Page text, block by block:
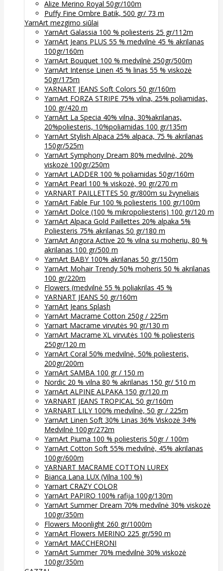
Alize Merino Royal 50gr/100m
Puffy Fine Ombre Batik, 500 gr/ 73 m
YarnArt mezgimo siūlai
YarnArt Galassia 100 % poliesteris 25 gr/112m
YarnArt Jeans PLUS 55 % medvilnė 45 % akrilanas
100gr/160m
YarnArt Bouquet 100 % medvilnė 250gr/500m
YarnArt Intense Linen 45 % linas 55 % viskozė
50gr/175m
YARNART JEANS Soft Colors 50 gr/160m
YarnArt FORZA STRIPE 75% vilna, 25% poliamidas,
100 gr/420 m
YarnArt La Specia 40% vilna, 30%akrilanas,
20%poliesteris, 10%poliamidas 100 gr/135m
YarnArt Stylish Alpaca 25% alpaca, 75 % akrilanas
150gr/525m
YarnArt Symphony Dream 80% medvilnė, 20%
viskozė 100gr/250m
YarnArt LADDER 100 % poliamidas 50gr/160m
YarnArt Pearl 100 % viskozė, 90 gr/270 m
YARNART PAILLETTES 50 gr/800m su žvyneliais
YarnArt Fable Fur 100 % poliesteris 100 gr/100m
YarnArt Dolce (100 % mikropoliesteris) 100 gr/120 m
YarnArt Alpaca Gold Paillettes 20% alpaka 5%
Poliesteris 75% akrilanas 50 gr/180 m
YarnArt Angora Active 20 % vilna su moheriu, 80 %
akrilanas 100 gr/500 m
YarnArt BABY 100% akrilanas 50 gr/150m
YarnArt Mohair Trendy 50% moheris 50 % akrilanas
100 gr/220m
Flowers (medvilnė 55 % poliakrilas 45 %
YARNART JEANS 50 gr/160m
YarnArt Jeans Splash
YarnArt Macrame Cotton 250g / 225m
Yarnart Macrame virvutės 90 gr/130 m
YarnArt Macrame XL virvutės 100 % poliesteris
250gr/120 m
YarnArt Coral 50% medvilnė, 50% poliesteris,
200gr/200m
YarnArt SAMBA 100 gr / 150 m
Nordic 20 % vilna 80 % akrilanas 150 gr/ 510 m
YarnArt ALPINE ALPAKA 150 gr/120 m
YARNART JEANS TROPICAL 50 gr/160m
YARNART LILY 100% medvilnė, 50 gr / 225m
YarnArt Linen Soft 30% Linas 36% Viskozė 34%
Medvilnė 100gr/272m
YarnArt Piuma 100 % poliesteris 50gr / 100m
YarnArt Cotton Soft 55% medvilnė, 45% akrilanas
100gr/600m
YARNART MACRAME COTTON LUREX
Bianca Lana LUX (Vilna 100 %)
Yarnart CRAZY COLOR
YarnArt PAPIRO 100% rafija 100g/130m
YarnArt Summer Dream 70% medvilnė 30% viskozė
100gr/350m
Flowers Moonlight 260 gr/1000m
YarnArt Flowers MERINO 225 gr/590 m
YarnArt MACCHERONI
YarnArt Summer 70% medvilnė 30% viskozė
100gr/350m